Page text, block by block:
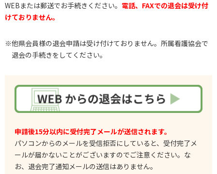
WEBまたは郵送でお手続きください。 電話、FAXでの退会は受け付
けておりません。
※他県会員様の退会申請は受け付けておりません。所属看護協会で
退会の手続きをしてください。
申請後15分以内に受付完了メールが送信されます。
パソコンからのメールを受信拒否にしていると、受付完了メ
ールが届かないことがございますのでご注意ください。な
お、退会完了通知メールの送信はありません。